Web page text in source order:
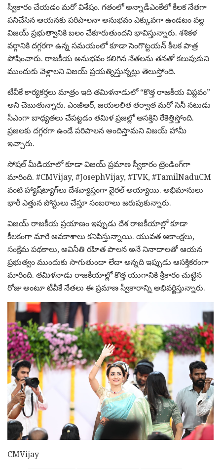
స్వీకారం చేయడం మరో విశేషం. గతంలో అన్నాడీఎంకేలో కీలక నేతగా
పనిచేసిన ఆయనకు పరిపాలనా అనుభవం ఎక్కువగా ఉండటం వల్ల
విజయ్ ప్రభుత్వానికి బలం చేకూరుతుందని భావిస్తున్నారు. శశికళ
వర్గానికి దగ్గరగా ఉన్న సమయంలో కూడా సెంగొట్టయన్ కీలక పాత్ర
పోషించారు. రాజకీయ అనుభవం కలిగిన నేతలను తనతో కలుపుకుని
ముందుకు వెళ్లాలని విజయ్ ప్రయత్నిస్తున్నట్లు తెలుస్తోంది.
టీవీకే కార్యకర్తలు మాత్రం ఇది తమిళనాడులో “కొత్త రాజకీయ విప్లవం”
అని చెబుతున్నారు. ఎంజీఆర్, జయలలిత తర్వాత మరో సినీ నటుడు
సీఎంగా బాధ్యతలు చేపట్టడం తమిళ ప్రజల్లో ఆసక్తిని రేకెత్తిస్తోంది.
ప్రజలకు దగ్గరగా ఉండే పరిపాలన అందిస్తామని విజయ్ హామీ
ఇచ్చారు.
సోషల్ మీడియాలో కూడా విజయ్ ప్రమాణ స్వీకారం ట్రెండింగ్‌గా
మారింది. #CMVijay, #JosephVijay, #TVK, #TamilNaduCM
వంటి హ్యాష్‌ట్యాగ్‌లు దేశవ్యాప్తంగా వైరల్ అయ్యాయి. అభిమానులు
భారీ ఎత్తున పోస్టులు చేస్తూ సంబరాలు జరుపుకున్నారు.
విజయ్ రాజకీయ ప్రయాణం ఇప్పుడు దేశ రాజకీయాల్లో కూడా
కీలకంగా మారే అవకాశాలు కనిపిస్తున్నాయి. యువత ఆకాంక్షలు,
సంక్షేమ పథకాలు, అవినీతి రహిత పాలన అనే నినాదాలతో ఆయన
ప్రభుత్వం ముందుకు సాగుతుందా లేదా అన్నది ఇప్పుడు ఆసక్తికరంగా
మారింది. తమిళనాడు రాజకీయాల్లో కొత్త యుగానికి శ్రీకారం చుట్టిన
రోజు అంటూ టీవీకే నేతలు ఈ ప్రమాణ స్వీకారాన్ని అభివర్ణిస్తున్నారు.
CMVijay